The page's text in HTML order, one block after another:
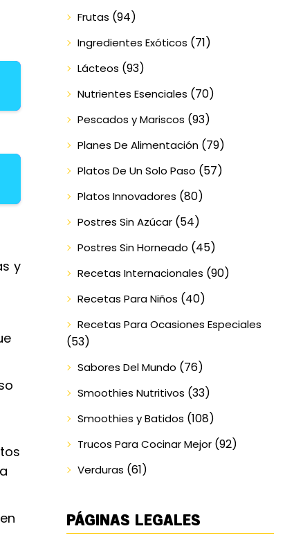
y
Frutas (94)
Ingredientes Exóticos (71)
Lácteos (93)
Nutrientes Esenciales (70)
Pescados y Mariscos (93)
Planes De Alimentación(79)
Platos De Un Solo Paso (57)
Platos Innovadores (80)
Postres Sin Azúcar(54)
Postres Sin Horneado (45)
Recetas Internacionales (90)
Recetas Para Niños (40)
Recetas Para Ocasiones Especiales
(53)
Sabores Del Mundo (76)
Smoothies Nutritivos (33)
Smoothies y Batidos (108)
Trucos Para Cocinar Mejor(92)
Verduras (61)
PÁGINAS LEGALES